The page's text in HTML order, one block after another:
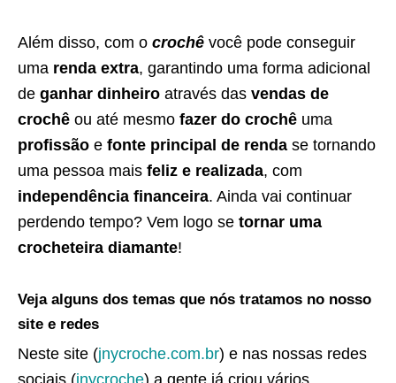
Além disso, com o crochê você pode conseguir
uma renda extra, garantindo uma forma adicional
de ganhar dinheiro através das vendas de
crochê ou até mesmo fazer do crochê uma
profissão e fonte principal de renda se tornando
uma pessoa mais feliz e realizada, com
independência financeira. Ainda vai continuar
perdendo tempo? Vem logo se tornar uma
crocheteira diamante!
Veja alguns dos temas que nós tratamos no nosso
site e redes
Neste site (jnycroche.com.br) e nas nossas redes
sociais (jnycroche) a gente já criou vários